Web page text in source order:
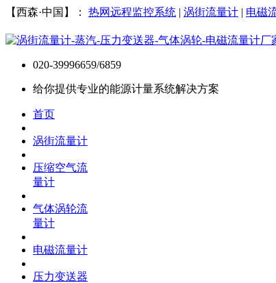
【西森·中国】： 热网远程监控系统 | 涡街流量计 | 电磁
020-39996659/6859
给你提供专业的能源计量系统解决方案
首页
涡街流量计
压缩空气流
量计
气体涡轮流
量计
电磁流量计
压力变送器